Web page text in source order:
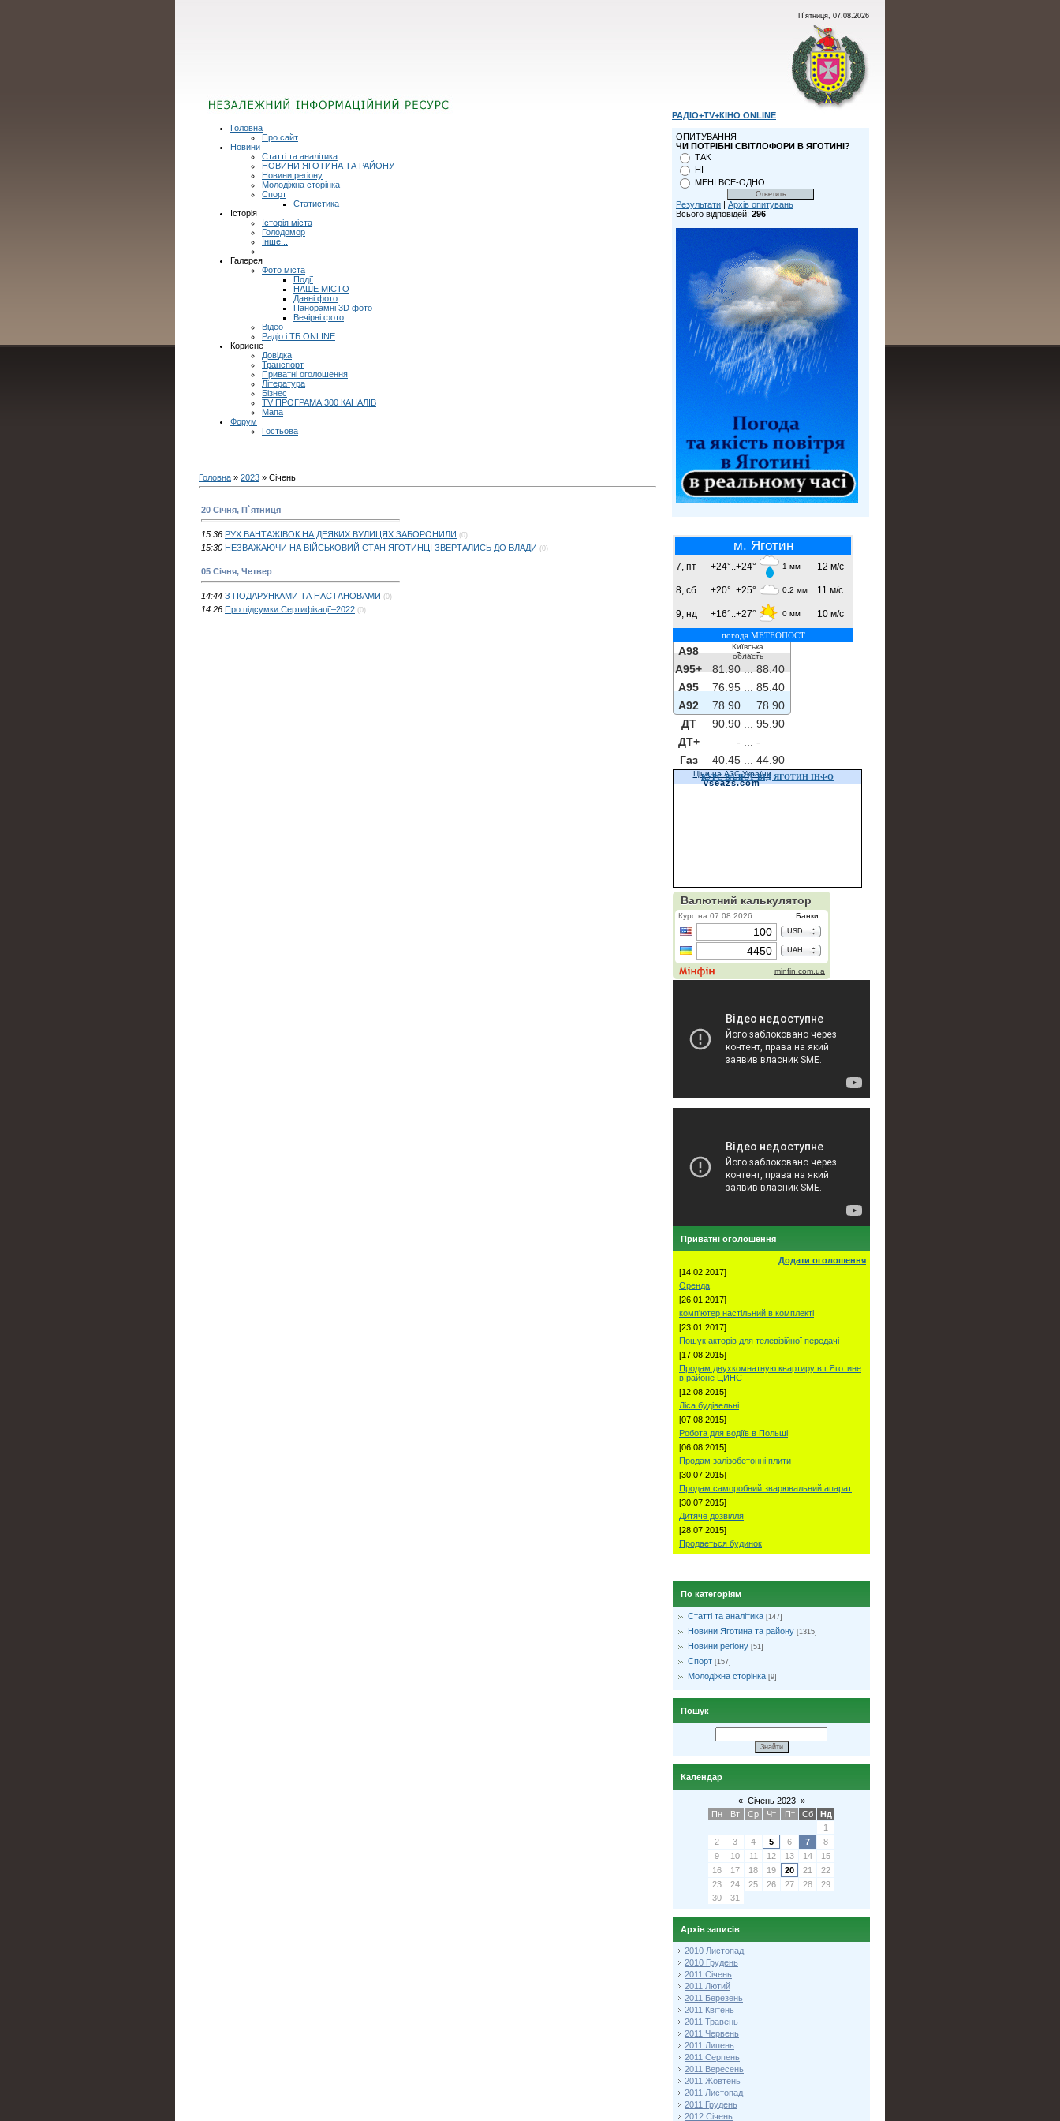
П`ятниця, 07.08.2026
Головна
Про сайт
Новини
Статті та аналітика
НОВИНИ ЯГОТИНА ТА РАЙОНУ
Новини регіону
Молодіжна сторінка
Спорт
Статистика
Історія
Історія міста
Голодомор
Інше...
Галерея
Фото міста
Події
НАШЕ МІСТО
Давні фото
Панорамні 3D фото
Вечірні фото
Відео
Радіо і ТБ ONLINE
Корисне
Довідка
Транспорт
Приватні оголошення
Література
Бізнес
TV ПРОГРАМА 300 КАНАЛІВ
Мапа
Форум
Гостьова
Головна » 2023 » Січень
20 Січня, П`ятниця
15:36 РУХ ВАНТАЖІВОК НА ДЕЯКИХ ВУЛИЦЯХ ЗАБОРОНИЛИ (0)
15:30 НЕЗВАЖАЮЧИ НА ВІЙСЬКОВИЙ СТАН ЯГОТИНЦІ ЗВЕРТАЛИСЬ ДО ВЛАДИ (0)
05 Січня, Четвер
14:44 З ПОДАРУНКАМИ ТА НАСТАНОВАМИ (0)
14:26 Про підсумки Сертифікації–2022 (0)
РАДІО+TV+КІНО ONLINE
ОПИТУВАННЯ
ЧИ ПОТРІБНІ СВІТЛОФОРИ В ЯГОТИНІ?
ТАК
НІ
МЕНІ ВСЕ-ОДНО
Результати | Архів опитувань
Всього відповідей: 296
м. Яготин
7, пт +24°..+24° 1 мм 12 м/с
8, сб +20°..+25° 0.2 мм 11 м/с
9, нд +16°..+27° 0 мм 10 м/с
погода МЕТЕОПОСТ
Київська
область
A98 - ...-
A95+
81.90 ...
88.40
A95
76.95 ...
85.40
A92
78.90 ...
78.90
ДТ
90.90 ...
95.90
ДТ+
- ...
-
Газ
40.45 ... 44.90
Ціни на АЗС України
vseazs.com
КУРС ВАЛЮТ ВІД ЯГОТИН ІНФО
Приватні оголошення
Додати оголошення
[14.02.2017]
Оренда
[26.01.2017]
комп'ютер настільний в комплекті
[23.01.2017]
Пошук акторів для телевізійної передачі
[17.08.2015]
Продам двухкомнатную квартиру в г.Яготине
в районе ЦИНС
[12.08.2015]
Ліса будівельні
[07.08.2015]
Робота для водіїв в Польші
[06.08.2015]
Продам залізобетонні плити
[30.07.2015]
Продам саморобний зварювальний апарат
[30.07.2015]
Дитяче дозвілля
[28.07.2015]
Продаеться будинок
По категоріям
Статті та аналітика [147]
Новини Яготина та району [1315]
Новини регіону [51]
Спорт [157]
Молодіжна сторінка [9]
Пошук
Календар
« Січень 2023 »
Пн
Вт Ср Чт Пт Сб
Нд
1
2
3 4 5 6 7
8
9
10 11 12 13 14
15
16
17 18 19 20 21
22
23
24 25 26 27 28
29
30
31
Архів записів
2010 Листопад
2010 Грудень
2011 Січень
2011 Лютий
2011 Березень
2011 Квітень
2011 Травень
2011 Червень
2011 Липень
2011 Серпень
2011 Вересень
2011 Жовтень
2011 Листопад
2011 Грудень
2012 Січень